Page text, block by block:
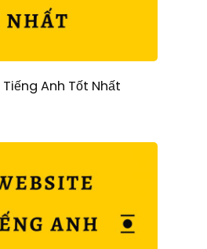
Anh Tốt Nhất